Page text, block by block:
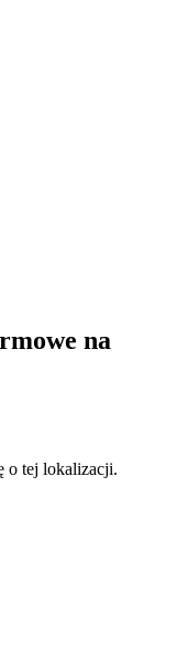
na
o tej lokalizacji.